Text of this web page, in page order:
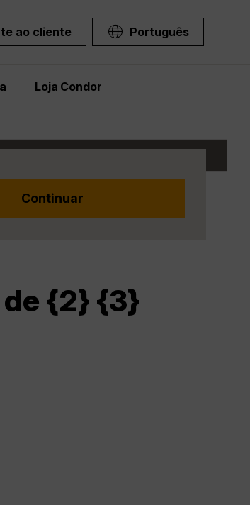
ao cliente Português
Loja Condor
de {2} {3}